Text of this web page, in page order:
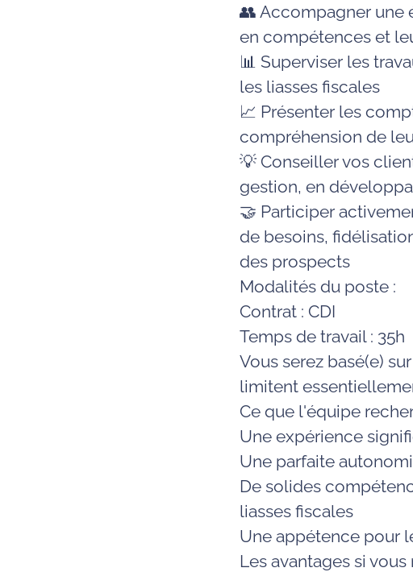
👥 Accompagner une
en compétences et
📊 Superviser les
les liasses fiscales
📈 Présenter les
compréhension de
💡 Conseiller vos
gestion, en
🤝 Participer
de besoins,
des prospects
Modalités du poste :
Contrat : CDI
Temps de travail : 35h
Vous serez basé(e)
limitent
Ce que l'équipe
Une expérience
Une parfaite
De solides
liasses fiscales
Une appétence pour
Les avantages si